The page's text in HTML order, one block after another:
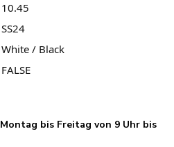
10.45
SS24
White / Black
FALSE
Montag bis Freitag von 9 Uhr bis